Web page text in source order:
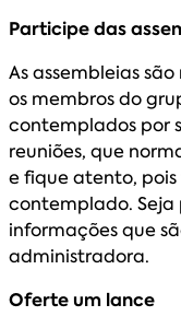
Participe das
As assembleias
os membros do
contemplados por
reuniões, que
e fique atento,
contemplado.
informações que
administradora.
Oferte um lance